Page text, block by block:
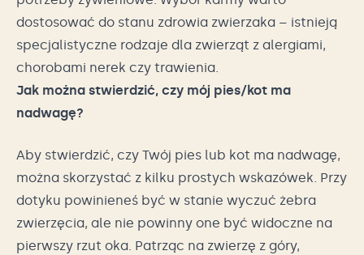
dostosować do stanu zdrowia zwierzaka – istnieją
specjalistyczne rodzaje dla zwierząt z alergiami,
chorobami nerek czy trawienia.
Jak można stwierdzić, czy mój pies/kot ma
nadwagę?
Aby stwierdzić, czy Twój pies lub kot ma nadwagę,
można skorzystać z kilku prostych wskazówek. Przy
dotyku powinieneś być w stanie wyczuć żebra
zwierzęcia, ale nie powinny one być widoczne na
pierwszy rzut oka. Patrząc na zwierzę z góry,